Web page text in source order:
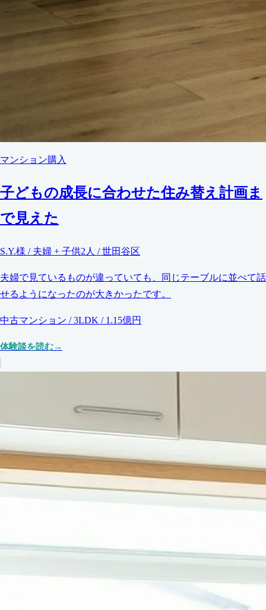
マンション購入
子どもの成長に合わせた住み替え計画ま
で見えた
S.Y.様 / 夫婦 + 子供2人 / 世田谷区
夫婦で見ているものが違っていても、同じテーブルに並べて話
せるようになったのが大きかったです。
中古マンション / 3LDK / 1.15億円
体験談を読む